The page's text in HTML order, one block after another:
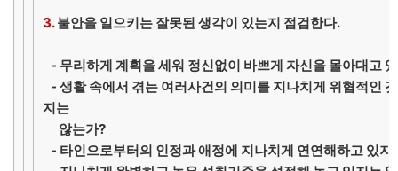
3.불안을 일으키는 잘못된 생각이 있는지 점검한다.
- 무리하게 계획을 세워 정신없이 바쁘게 자신을 몰아대고
- 생활 속에서 겪는 여러사건의 의미를 지나치게 위협적인
지는
않는가?
- 타인으로부터의 인정과 애정에 지나치게 연연해하고 있지